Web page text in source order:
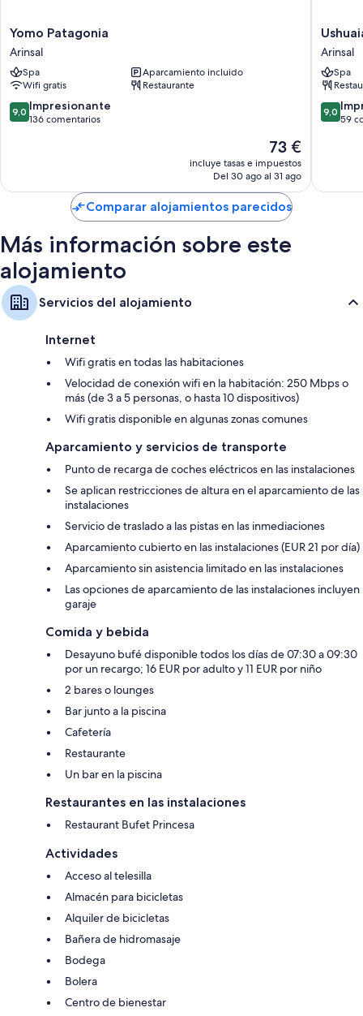
Yomo
Patagonia
Arinsal
Yomo Patagonia
Arinsal
Spa
Aparcamiento incluido
Wifi gratis
Restaurante
9.0
sobre
9,0 Impresionante
136 comentarios
El
precio
actual
de
73 €
73 €
incluye tasas e impuestos
Del 30 ago al 31 ago
Ushuaia
Arinsal
Arinsal
Spa
9.0
sobre
9,0
59
Comparar alojamientos parecidos
Más información sobre este
alojamiento
Servicios del alojamiento
Internet
Wifi gratis en todas las habitaciones
Velocidad de conexión wifi en la habitación: 250 Mbps o
más (de 3 a 5 personas, o hasta 10 dispositivos)
Wifi gratis disponible en algunas zonas comunes
Aparcamiento y servicios de transporte
Punto de recarga de coches eléctricos en las instalaciones
Se aplican restricciones de altura en el aparcamiento de las
instalaciones
Servicio de traslado a las pistas en las inmediaciones
Aparcamiento cubierto en las instalaciones (EUR 21 por día)
Aparcamiento sin asistencia limitado en las instalaciones
Las opciones de aparcamiento de las instalaciones incluyen
garaje
Comida y bebida
Desayuno bufé disponible todos los días de 07:30 a 09:30
por un recargo; 16 EUR por adulto y 11 EUR por niño
2 bares o lounges
Bar junto a la piscina
Cafetería
Restaurante
Un bar en la piscina
Restaurantes en las instalaciones
Restaurant Bufet Princesa
Actividades
Acceso al telesilla
Almacén para bicicletas
Alquiler de bicicletas
Bañera de hidromasaje
Bodega
Bolera
Centro de bienestar